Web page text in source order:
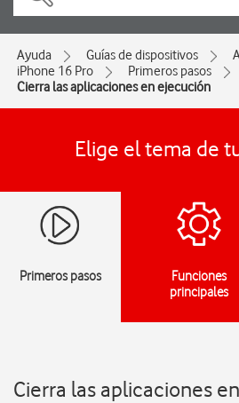
Ayuda Guías de dispositivos
iPhone 16 Pro
Primeros pasos
Cierra las aplicaciones en ejecución
Elige el tema de
Primeros pasos
Funciones
principales
Cierra las aplicaciones en